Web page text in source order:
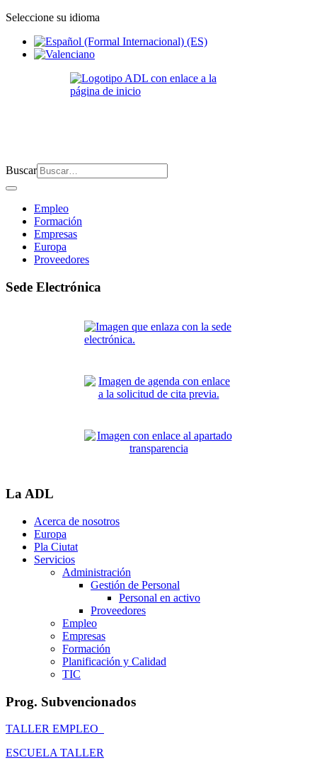
Seleccione su idioma
Buscar
Empleo
Formación
Empresas
Europa
Proveedores
Sede Electrónica
La ADL
Acerca de nosotros
Europa
Pla Ciutat
Servicios
Administración
Gestión de Personal
Personal en activo
Proveedores
Empleo
Empresas
Formación
Planificación y Calidad
TIC
Prog. Subvencionados
TALLER EMPLEO
ESCUELA TALLER